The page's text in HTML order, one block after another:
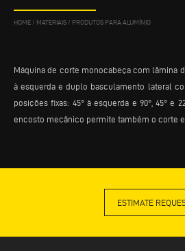
HOME / MATERIAIS / PRODUTOS PARA ALUMÍNIO
Máquina de corte monocabeça com lâmina
à esquerda e duplo basculamento lateral
posições fixas: 45° à esquerda e 90°, 45° e
encosto mecânico permite também o corte
ESTIMATE